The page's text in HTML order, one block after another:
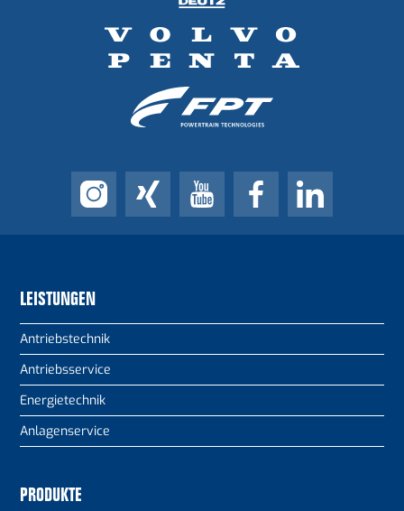
LEISTUNGEN
Antriebstechnik
Antriebsservice
Energietechnik
Anlagenservice
PRODUKTE